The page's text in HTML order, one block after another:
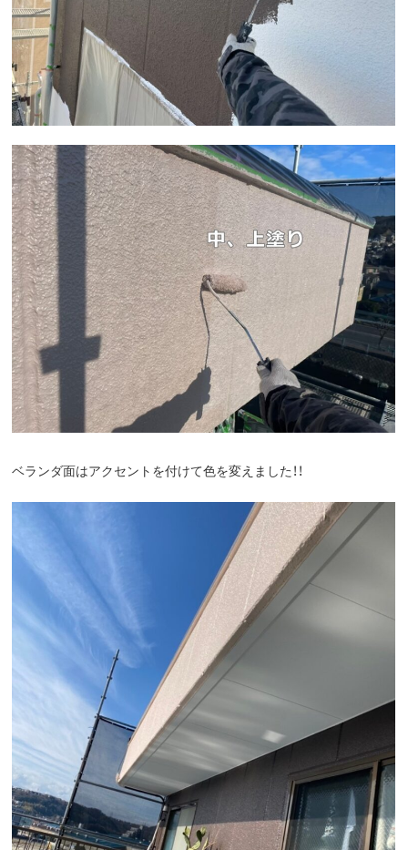
ベランダ面はアクセントを付けて色を変えました！！